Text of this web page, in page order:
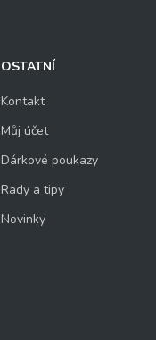
OSTATNÍ
Kontakt
Můj účet
Dárkové poukazy
Rady a tipy
Novinky